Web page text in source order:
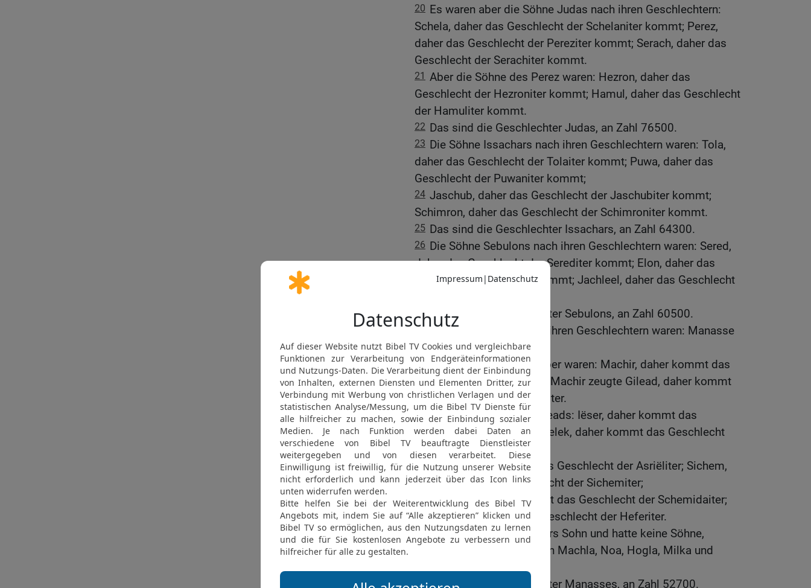
20 Es waren aber die Söhne Judas nach ihren Geschlechtern:
Schela, daher das Geschlecht der Schelaniter kommt; Perez,
daher das Geschlecht der Pereziter kommt; Serach, daher das
Geschlecht der Serachiter kommt.
21 Aber die Söhne des Perez waren: Hezron, daher das
Geschlecht der Hezroniter kommt; Hamul, daher das Geschlecht
der Hamuliter kommt.
22 Das sind die Geschlechter Judas, an Zahl 76500.
23 Die Söhne Issachars nach ihren Geschlechtern waren: Tola,
daher das Geschlecht der Tolaiter kommt; Puwa, daher das
Geschlecht der Puwaniter kommt;
24 Jaschub, daher das Geschlecht der Jaschubiter kommt;
Schimron, daher das Geschlecht der Schimroniter kommt.
25 Das sind die Geschlechter Issachars, an Zahl 64300.
26 Die Söhne Sebulons nach ihren Geschlechtern waren: Sered,
daher das Geschlecht der Serediter kommt; Elon, daher das
Geschlecht der Eloniter kommt; Jachleel, daher das Geschlecht
27 Das sind die Geschlechter Sebulons, an Zahl 60500.
28 Die Söhne Josefs nach ihren Geschlechtern waren: Manasse
und Ephraim.
29
Die Söhne Manasses aber waren: Machir, daher kommt das
Geschlecht der Machiriter; Machir zeugte Gilead, daher kommt
das Geschlecht der Gileaditer.
30 Dies sind die Söhne Gileads: Iëser, daher kommt das
Geschlecht der Iëseriter; Helek, daher kommt das Geschlecht
der Helekiter;
31 Asriël, daher kommt das Geschlecht der Asriëliter; Sichem,
daher kommt das Geschlecht der Sichemiter;
Schemida, daher kommt das Geschlecht der Schemidaiter;
Hefer, daher kommt das Geschlecht der Heferiter.
33 Zelofhad aber war Hefers Sohn und hatte keine Söhne,
sondern Töchter; die hießen Machla, Noa, Hogla, Milka und
34 Das sind die Geschlechter Manasses, an Zahl 52700.